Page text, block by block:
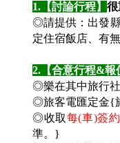
1. 【討論行程】 很
◎請提供：出發
定住宿飯店、有
2. 【合意行程&報
◎樂在其中旅行
◎旅客電匯定金{
◎收取每(車)簽
準。 }